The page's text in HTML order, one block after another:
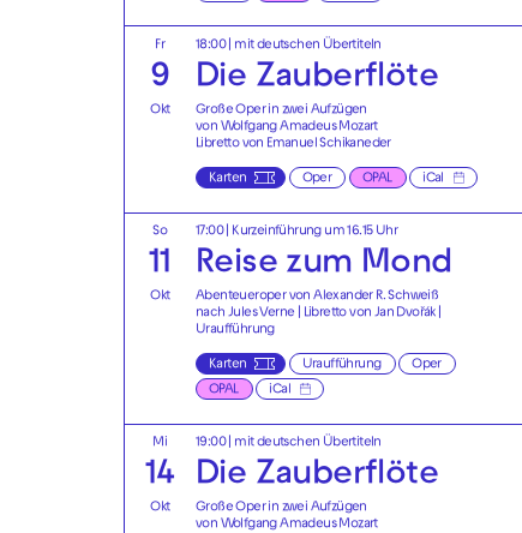
Fr
9
Okt
18:00| mit deutschen Übertiteln
Die Zauberflöte
Große Oper in zwei Aufzügen
von Wolfgang Amadeus Mozart
Libretto von Emanuel Schikaneder
Karten Oper OPAL iCal
So
11
Okt
17:00| Kurzeinführung um 16.15 Uhr
Reise zum Mond
Abenteueroper von Alexander R. Schweiß
nach Jules Verne | Libretto von Jan Dvořák |
Uraufführung
Karten Uraufführung Oper
OPAL iCal
Mi
14
Okt
19:00| mit deutschen Übertiteln
Die Zauberflöte
Große Oper in zwei Aufzügen
von Wolfgang Amadeus Mozart